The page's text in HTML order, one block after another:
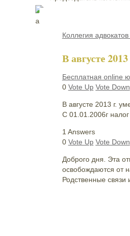
Коллегия
В августе
Бесплатная online
0 Vote Up Vote Down
В августе 2013 г.
С 01.01.2006г
1 Answers
0 Vote Up Vote Down
Доброго дня. Эта
освобождаются от
Родственные